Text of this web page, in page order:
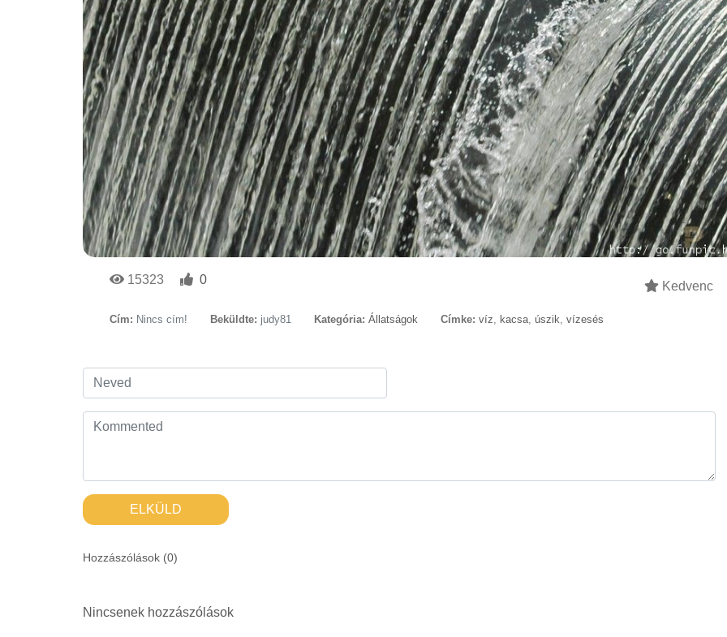
15323 0 Kedvenc
Cím: Nincs cím! Beküldte: judy81 Kategória: Állatságok Címke: víz kacsa úszik vízesés
ELKÜLD
Hozzászólások (0)
Nincsenek hozzászólások